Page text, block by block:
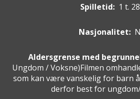
Spilletid: 1 t.
Nasjonalitet:
Aldersgrense med
Ungdom / Voksne)Filmen
som kan være vanskelig for barn
derfor best for